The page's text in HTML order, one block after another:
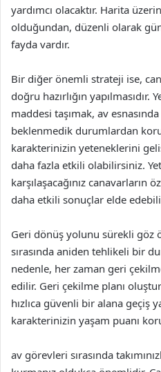
yardımcı olacaktır. Harita
olduğundan, düzenli olarak
fayda vardır.
Bir diğer önemli strateji ise,
doğru hazırlığın
maddesi taşımak, av
beklenmedik durumlardan
karakterinizin yeteneklerini
daha fazla etkili olabilirsiniz.
karşılaşacağınız canavarların
daha etkili sonuçlar elde
Geri dönüş yolunu sürekli göz
sırasında aniden tehlikeli bir
nedenle, her zaman geri
edilir. Geri çekilme planı
hızlıca güvenli bir alana geçiş
karakterinizin yaşam puanı
av görevleri sırasında